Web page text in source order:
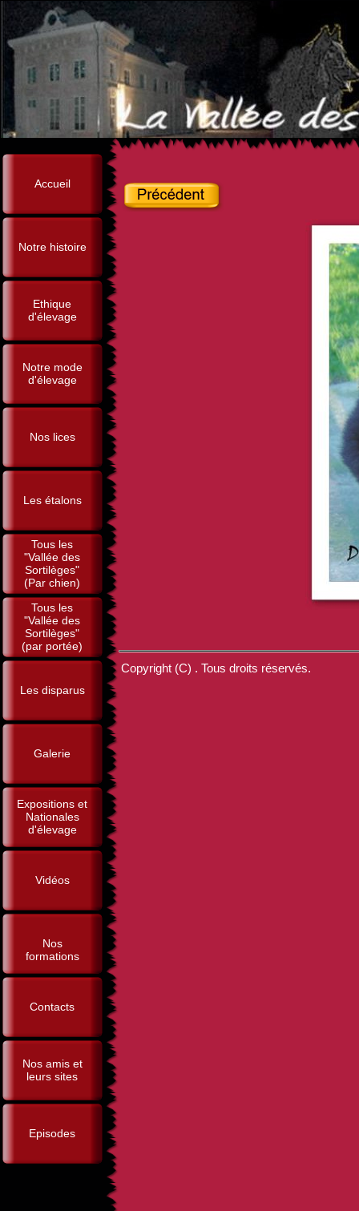
Accueil
Notre histoire
Ethique
d'élevage
Notre mode
d'élevage
Nos lices
Les étalons
Tous les
"Vallée des
Sortilèges"
(Par chien)
Tous les
"Vallée des
Sortilèges"
(par portée)
Les disparus
Galerie
Expositions et
Nationales
d'élevage
Vidéos
Nos
formations
Contacts
Nos amis et
leurs sites
Episodes
Copyright (C) . Tous droits réservés.